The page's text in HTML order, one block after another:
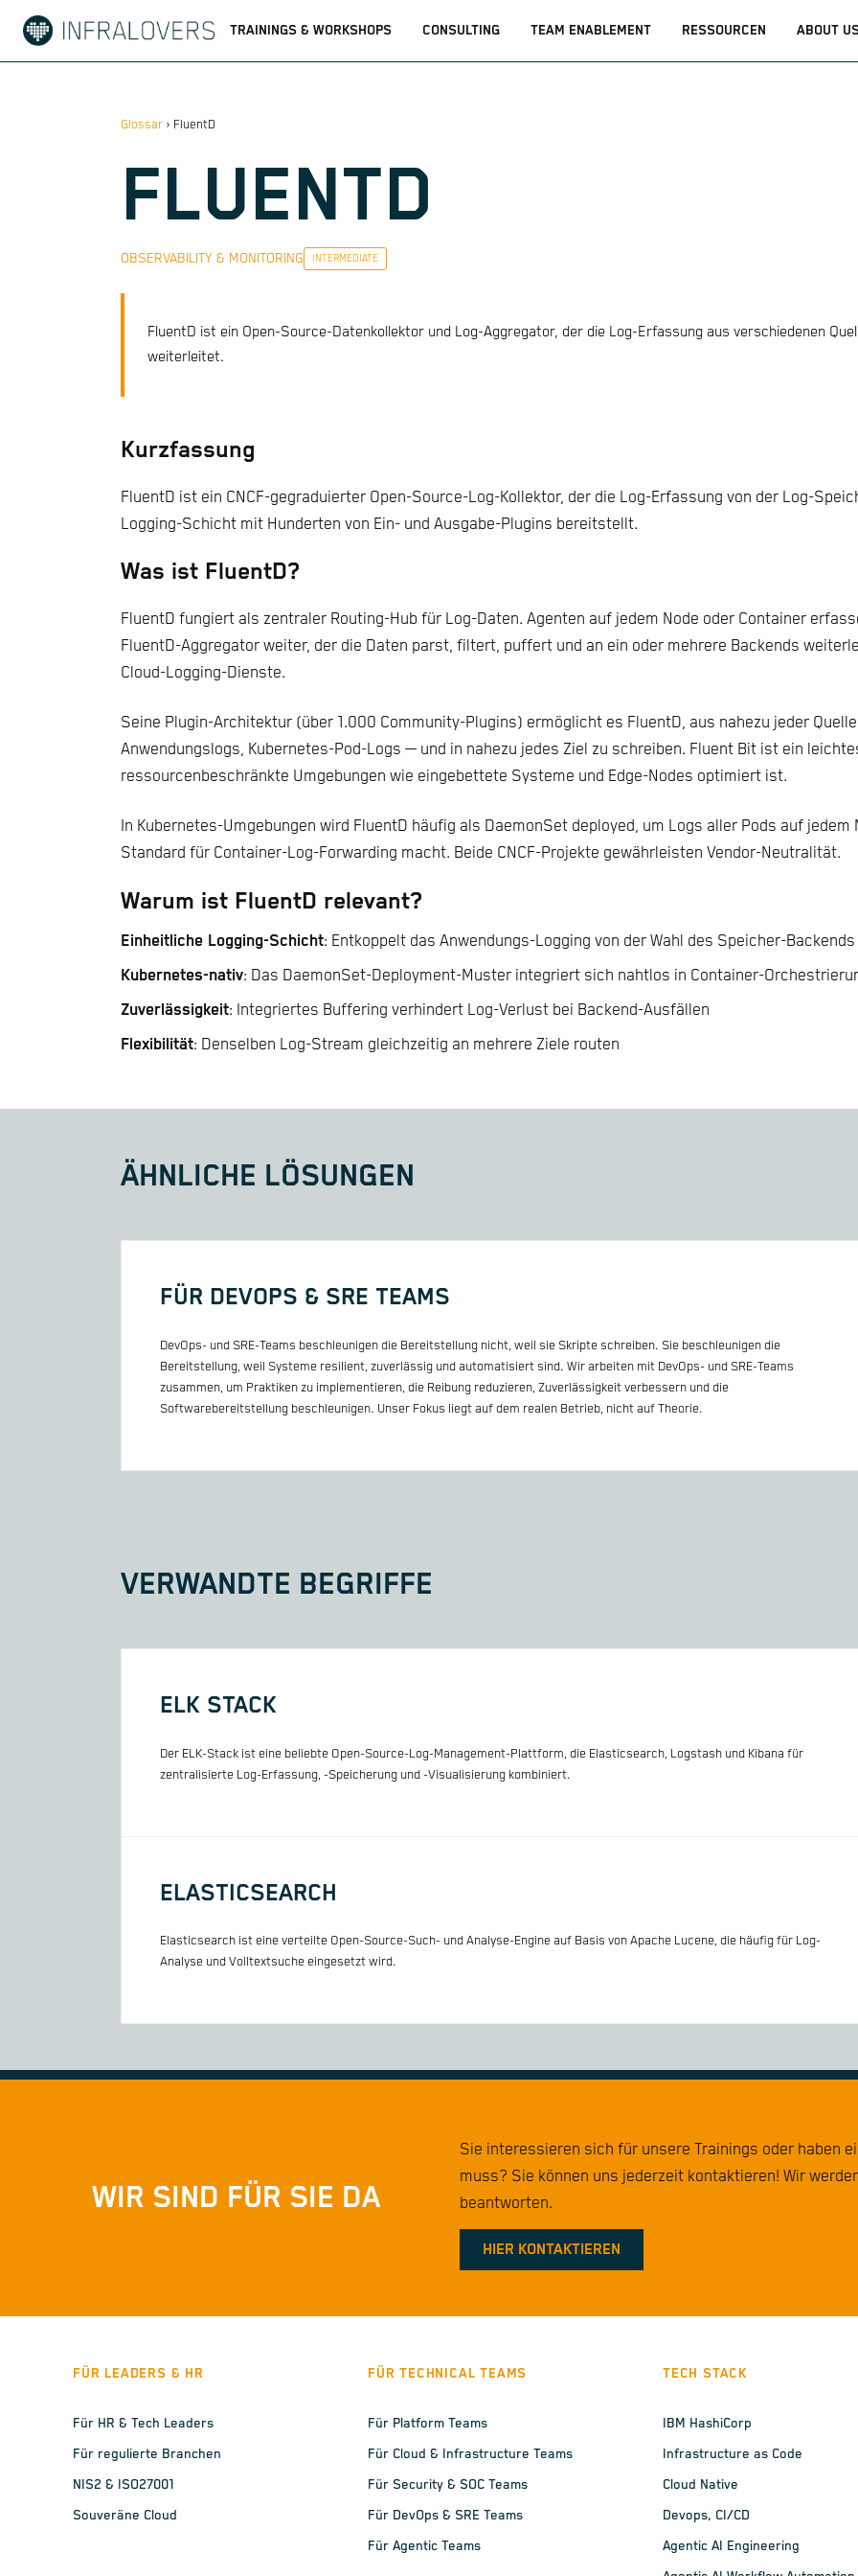
TRAININGS & WORKSHOPS CONSULTING TEAM ENABLEMENT RESSOURCEN ABOUT
Glossar › FluentD
FLUENTD
OBSERVABILITY & MONITORING INTERMEDIATE
FluentD ist ein Open-Source-Datenkollektor und Log-Aggregator, der die Log-Erfassung aus verschiedenen
weiterleitet.
Kurzfassung
FluentD ist ein CNCF-gegraduierter Open-Source-Log-Kollektor, der die Log-Erfassung von der Log-
Logging-Schicht mit Hunderten von Ein- und Ausgabe-Plugins bereitstellt.
Was ist FluentD?
FluentD fungiert als zentraler Routing-Hub für Log-Daten. Agenten auf jedem Node oder Container
FluentD-Aggregator weiter, der die Daten parst, filtert, puffert und an ein oder mehrere Backends
Cloud-Logging-Dienste.
Seine Plugin-Architektur (über 1.000 Community-Plugins) ermöglicht es FluentD, aus nahezu jeder
Anwendungslogs, Kubernetes-Pod-Logs — und in nahezu jedes Ziel zu schreiben. Fluent Bit ist ein
ressourcenbeschränkte Umgebungen wie eingebettete Systeme und Edge-Nodes optimiert ist.
In Kubernetes-Umgebungen wird FluentD häufig als DaemonSet deployed, um Logs aller Pods auf
Standard für Container-Log-Forwarding macht. Beide CNCF-Projekte gewährleisten Vendor-Neutralität.
Warum ist FluentD relevant?
Einheitliche Logging-Schicht: Entkoppelt das Anwendungs-Logging von der Wahl des Speicher-Backends
Kubernetes-nativ: Das DaemonSet-Deployment-Muster integriert sich nahtlos in Container-
Zuverlässigkeit: Integriertes Buffering verhindert Log-Verlust bei Backend-Ausfällen
Flexibilität: Denselben Log-Stream gleichzeitig an mehrere Ziele routen
ÄHNLICHE LÖSUNGEN
FÜR DEVOPS & SRE TEAMS
DevOps- und SRE-Teams beschleunigen die Bereitstellung nicht, weil sie Skripte schreiben. Sie beschleunigen die
Bereitstellung, weil Systeme resilient, zuverlässig und automatisiert sind. Wir arbeiten mit DevOps- und SRE-Teams
zusammen, um Praktiken zu implementieren, die Reibung reduzieren, Zuverlässigkeit verbessern und die
Softwarebereitstellung beschleunigen. Unser Fokus liegt auf dem realen Betrieb, nicht auf Theorie.
VERWANDTE BEGRIFFE
ELK STACK
Der ELK-Stack ist eine beliebte Open-Source-Log-Management-Plattform, die Elasticsearch, Logstash und Kibana für
zentralisierte Log-Erfassung, -Speicherung und -Visualisierung kombiniert.
ELASTICSEARCH
Elasticsearch ist eine verteilte Open-Source-Such- und Analyse-Engine auf Basis von Apache Lucene, die häufig für Log-
Analyse und Volltextsuche eingesetzt wird.
WIR SIND FÜR SIE DA
Sie interessieren sich für unsere Trainings oder haben
muss? Sie können uns jederzeit kontaktieren! Wir
beantworten.
HIER KONTAKTIEREN
FÜR LEADERS & HR
Für HR & Tech Leaders
Für regulierte Branchen
NIS2 & ISO27001
Souveräne Cloud
FÜR TECHNICAL TEAMS
Für Platform Teams
Für Cloud & Infrastructure Teams
Für Security & SOC Teams
Für DevOps & SRE Teams
Für Agentic Teams
TECH STACK
IBM HashiCorp
Infrastructure as Code
Cloud Native
Devops, CI/CD
Agentic AI Engineering